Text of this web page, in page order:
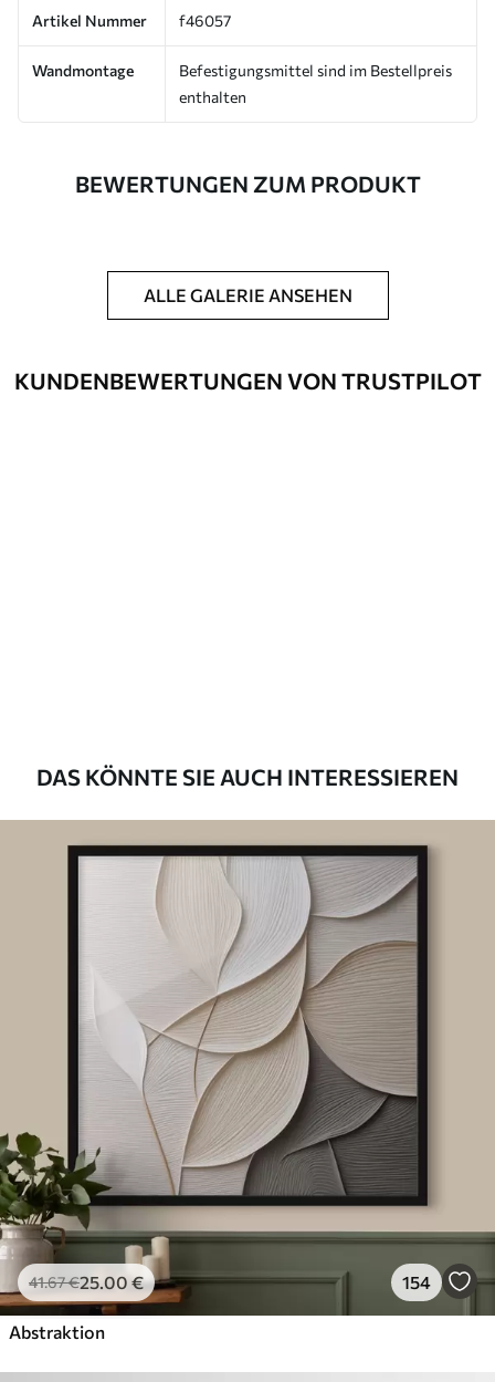
Artikel Nummer f46057
Wandmontage
Befestigungsmittel sind im Bestellpreis
enthalten
BEWERTUNGEN ZUM PRODUKT
ALLE GALERIE ANSEHEN
KUNDENBEWERTUNGEN VON TRUSTPILOT
DAS KÖNNTE SIE AUCH INTERESSIEREN
41.67€25.00 € 154
Abstraktion